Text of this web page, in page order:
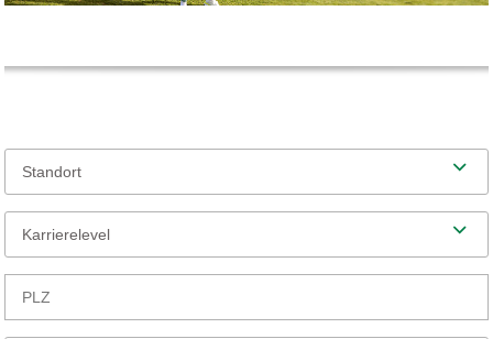
Standort
Karrierelevel